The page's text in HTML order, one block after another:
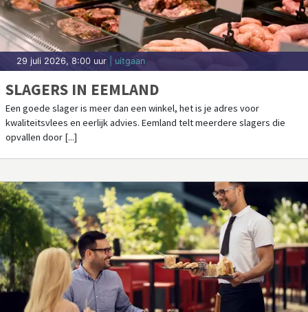
29 juli 2026, 8:00 uur | uitgaan
SLAGERS IN EEMLAND
Een goede slager is meer dan een winkel, het is je adres voor
kwaliteitsvlees en eerlijk advies. Eemland telt meerdere slagers die
opvallen door [...]